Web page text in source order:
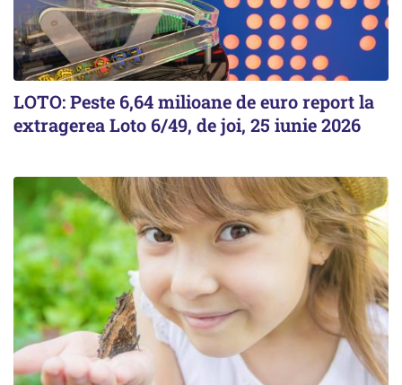
LOTO: Peste 6,64 milioane de euro report la
extragerea Loto 6/49, de joi, 25 iunie 2026